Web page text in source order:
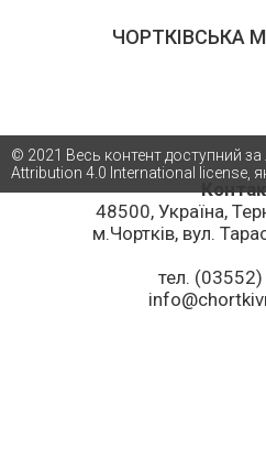
ЧОРТКІВСЬКА
48500, Україна,
м.Чортків, вул.
тел.
© 2021 Весь контент доступний
Attribution 4.0 International license,